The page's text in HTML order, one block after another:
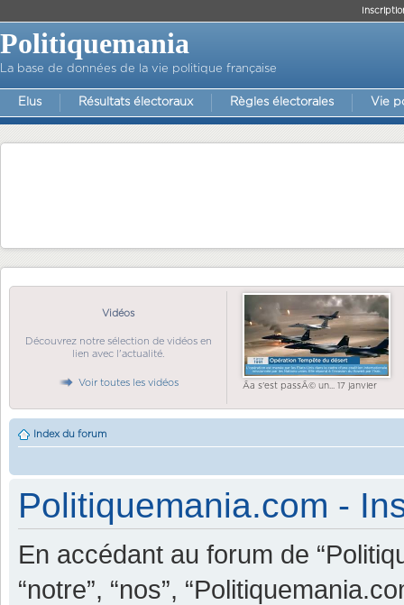
Politiquemania
La base de données de la vie politique française
Elus Résultats électoraux Règles électorales Vie
Vidéos
Découvrez notre sélection de vidéos en
lien avec l'actualité.
Voir toutes les vidéos Ãa s'est passÃ© un... 17 janvier
Index du forum
Politiquemania.com -
En accédant au forum de
“notre”, “nos”,